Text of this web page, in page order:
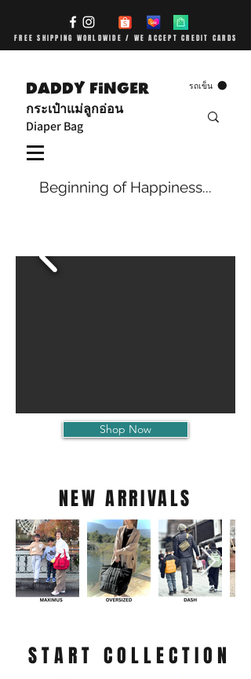
FREE SHIPPING WORLDWIDE / WE ACCEPT CREDIT CARDS
DADDY FiNGER
กระเป๋าแม่ลูกอ่อน
Diaper Bag
รถเข็น
Beginning of Happiness...
Shop Now
NEW ARRIVALS
START COLLECTION